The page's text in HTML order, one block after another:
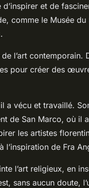
et de
comme le Musée
l’art contemporain.
pour créer des
a vécu et travaillé.
de San Marco, où il
les artistes
de Fra
l’art religieux, en
sans aucun doute,